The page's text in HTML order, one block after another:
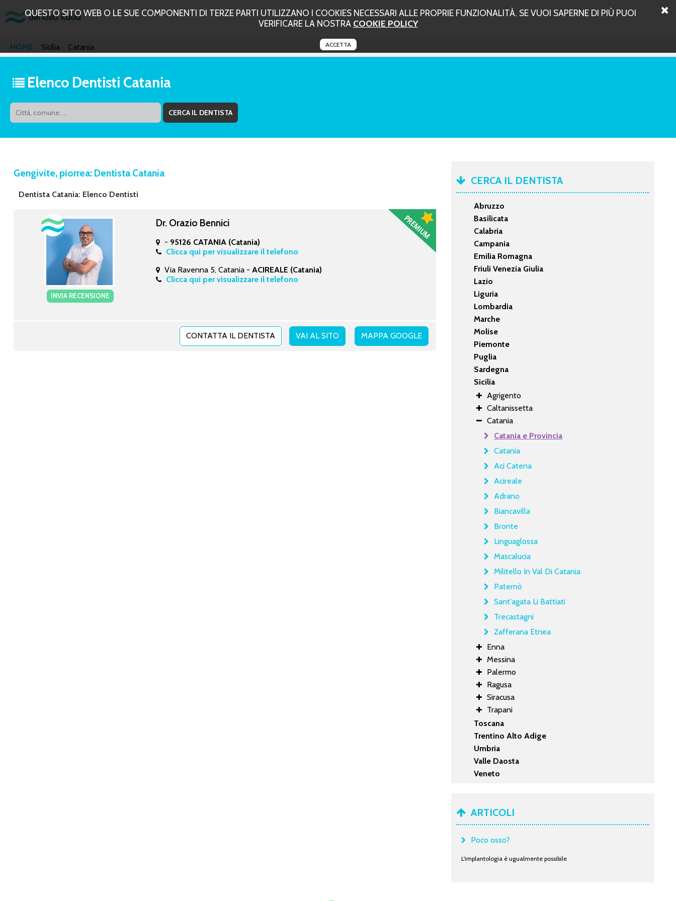
QUESTO SITO WEB O LE SUE COMPONENTI DI TERZE PARTI UTILIZZANO I COOKIES NECESSARI ALLE PROPRIE FUNZIONALITÀ. SE VUOI SAPERNE DI PIÙ PUOI
VERIFICARE LA NOSTRA COOKIE POLICY
ACCETTA
HOME Sicilia Catania
Elenco Dentisti Catania
Gengivite, piorrea: Dentista Catania
Dentista Catania: Elenco Dentisti
INVIA RECENSIONE
Dr. Orazio Bennici
- 95126 CATANIA (Catania)
Clicca qui per visualizzare il telefono
Via Ravenna 5, Catania -ACIREALE (Catania)
Clicca qui per visualizzare il telefono
MAPPA GOOGLE
CONTATTA IL DENTISTA VAI AL SITO
CERCA IL DENTISTA
Abruzzo
Basilicata
Calabria
Campania
Emilia Romagna
Friuli Venezia Giulia
Lazio
Liguria
Lombardia
Marche
Molise
Piemonte
Puglia
Sardegna
Sicilia
Agrigento
Caltanissetta
Catania
Catania e Provincia
Catania
Aci Catena
Acireale
Adrano
Biancavilla
Bronte
Linguaglossa
Mascalucia
Militello In Val Di Catania
Paternò
Sant'agata Li Battiati
Trecastagni
Zafferana Etnea
Enna
Messina
Palermo
Ragusa
Siracusa
Trapani
Toscana
Trentino Alto Adige
Umbria
Valle Daosta
Veneto
ARTICOLI
Poco osso?
L'implantologia è ugualmente possibile